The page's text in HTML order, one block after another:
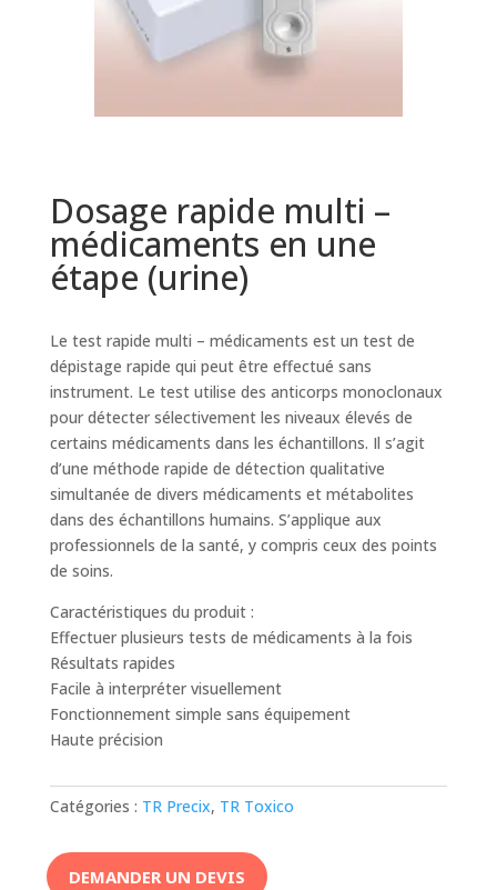
Dosage rapide multi –
médicaments en une
étape (urine)
Le test rapide multi – médicaments est un test de
dépistage rapide qui peut être effectué sans
instrument. Le test utilise des anticorps monoclonaux
pour détecter sélectivement les niveaux élevés de
certains médicaments dans les échantillons. Il s’agit
d’une méthode rapide de détection qualitative
simultanée de divers médicaments et métabolites
dans des échantillons humains. S’applique aux
professionnels de la santé, y compris ceux des points
de soins.
Caractéristiques du produit :
Effectuer plusieurs tests de médicaments à la fois
Résultats rapides
Facile à interpréter visuellement
Fonctionnement simple sans équipement
Haute précision
Catégories : TR Precix, TR Toxico
DEMANDER UN DEVIS